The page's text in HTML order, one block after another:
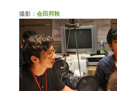
撮影： 会田邦秋